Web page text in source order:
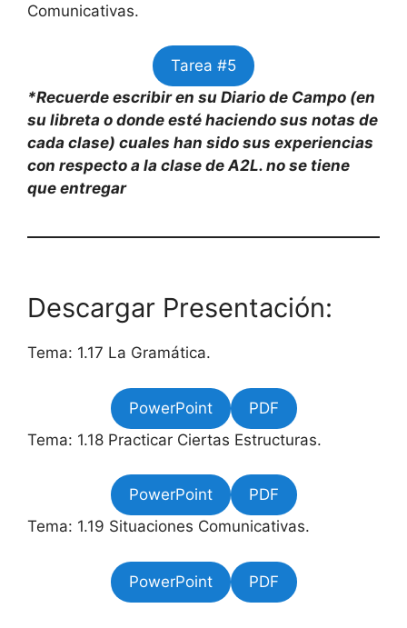
Comunicativas.
Tarea #5
*Recuerde escribir en su Diario de Campo (en
su libreta o donde esté haciendo sus notas de
cada clase) cuales han sido sus experiencias
con respecto a la clase de A2L. no se tiene
que entregar
Descargar Presentación:
Tema: 1.17 La Gramática.
PowerPoint
PDF
Tema: 1.18 Practicar Ciertas Estructuras.
PowerPoint
PDF
Tema: 1.19 Situaciones Comunicativas.
PowerPoint PDF